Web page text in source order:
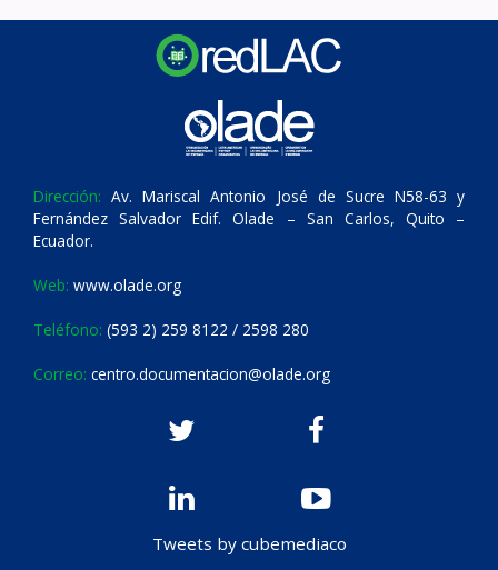
Dirección: Av. Mariscal Antonio José de Sucre N58-63 y
Fernández Salvador Edif. Olade – San Carlos, Quito –
Ecuador.
Web: www.olade.org
Teléfono: (593 2) 259 8122 / 2598 280
Correo: centro.documentacion@olade.org
Tweets by cubemediaco